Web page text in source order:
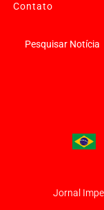
Contato
Pesquisar Notícia
Jornal
Esse site utiliza